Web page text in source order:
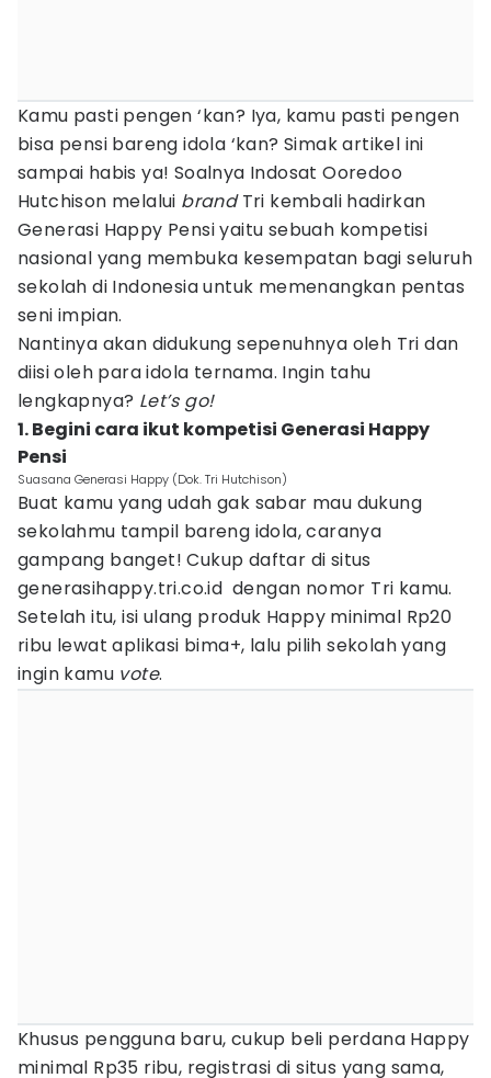
Kamu pasti pengen ‘kan? Iya, kamu pasti pengen
bisa pensi bareng idola ‘kan? Simak artikel ini
sampai habis ya! Soalnya Indosat Ooredoo
Hutchison melalui brandTri kembali hadirkan
Generasi Happy Pensi yaitu sebuah kompetisi
nasional yang membuka kesempatan bagi seluruh
sekolah di Indonesia untuk memenangkan pentas
seni impian.
Nantinya akan didukung sepenuhnya oleh Tri dan
diisi oleh para idola ternama. Ingin tahu
lengkapnya? Let’s go!
1. Begini cara ikut kompetisi Generasi Happy
Pensi
Suasana Generasi Happy (Dok. Tri Hutchison)
Buat kamu yang udah gak sabar mau dukung
sekolahmu tampil bareng idola, caranya
gampang banget! Cukup daftar di situs
generasihappy.tri.co.id dengan nomor Tri kamu.
Setelah itu, isi ulang produk Happy minimal Rp20
ribu lewat aplikasi bima+, lalu pilih sekolah yang
ingin kamu vote.
Khusus pengguna baru, cukup beli perdana Happy
minimal Rp35 ribu, registrasi di situs yang sama,